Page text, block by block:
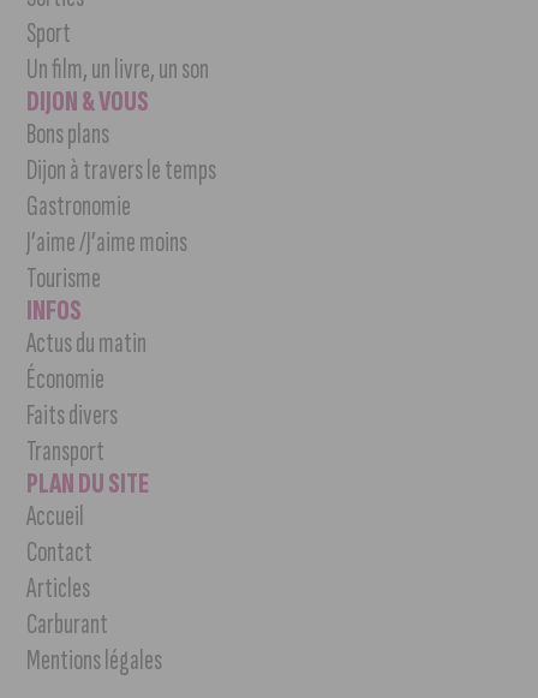
Sport
Un film, un livre, un son
DIJON & VOUS
Bons plans
Dijon à travers le temps
Gastronomie
J’aime /J’aime moins
Tourisme
INFOS
Actus du matin
Économie
Faits divers
Transport
PLAN DU SITE
Accueil
Contact
Articles
Carburant
Mentions légales